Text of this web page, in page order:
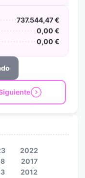
737.544,47 €
0,00 €
0,00 €
2022
2017
2012